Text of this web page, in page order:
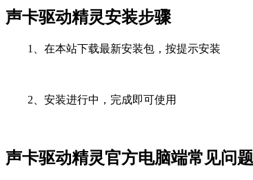
声卡驱动精灵安装步骤
1、在本站下载最新安装包，按提示安装
2、安装进行中，完成即可使用
声卡驱动精灵官方电脑端常见问题